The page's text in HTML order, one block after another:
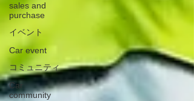
sales and
purchase
イベント
Car event
コミュニティ
Car
community